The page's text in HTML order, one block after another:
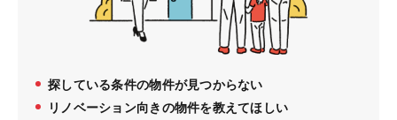
探している条件の物件が見つからない
リノベーション向きの物件を教えてほしい